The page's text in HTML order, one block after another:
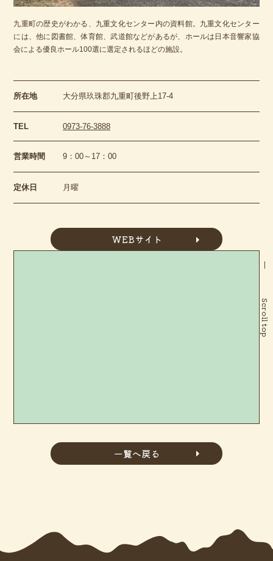
九重町の歴史がわかる、九重文化センター内の資料館。九重文化センター
には、他に図書館、体育館、武道館などがあるが、ホールは日本音響家協
会による優良ホール100選に選定されるほどの施設。
所在地 大分県玖珠郡九重町後野上17-4
TEL 0973-76-3888
営業時間 9：00～17：00
定休日 月曜
WEBサイト
一覧へ戻る
Scroll top